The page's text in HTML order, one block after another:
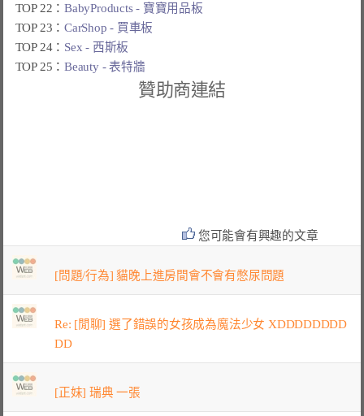
TOP 22：BabyProducts - 寶寶用品板
TOP 23：CarShop - 買車板
TOP 24： Sex - 西斯板
TOP 25：Beauty - 表特牆
贊助商連結
您可能會有興趣的文章
[問題/行為] 貓晚上進房間會不會有憋尿問題
Re: [閒聊] 選了錯誤的女孩成為魔法少女 XDDDDDDDD
DD
[正妹] 瑞典 一張